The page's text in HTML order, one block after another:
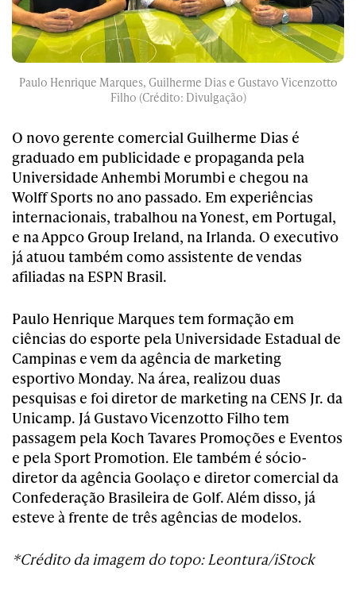
Paulo Henrique Marques, Guilherme Dias e Gustavo Vicenzotto
Filho (Crédito: Divulgação)
O novo gerente comercial Guilherme Dias é
graduado em publicidade e propaganda pela
Universidade Anhembi Morumbi e chegou na
Wolff Sports no ano passado. Em experiências
internacionais, trabalhou na Yonest, em Portugal,
e na Appco Group Ireland, na Irlanda. O executivo
já atuou também como assistente de vendas
afiliadas na ESPN Brasil.
Paulo Henrique Marques tem formação em
ciências do esporte pela Universidade Estadual de
Campinas e vem da agência de marketing
esportivo Monday. Na área, realizou duas
pesquisas e foi diretor de marketing na CENS Jr. da
Unicamp. Já Gustavo Vicenzotto Filho tem
passagem pela Koch Tavares Promoções e Eventos
e pela Sport Promotion. Ele também é sócio-
diretor da agência Goolaço e diretor comercial da
Confederação Brasileira de Golf. Além disso, já
esteve à frente de três agências de modelos.
*Crédito da imagem do topo: Leontura/iStock